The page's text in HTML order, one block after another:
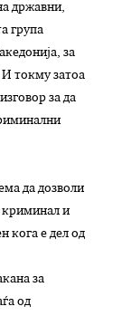
државни,
група
за
И токму затоа
за да
да дозволи
криминал и
кога е дел од
за
од